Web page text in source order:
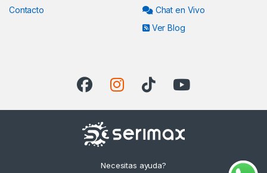
Contacto
Chat en Vivo
Ver Blog
Necesitas ayuda?